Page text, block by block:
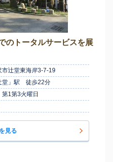
のトータルサービスを展
辻堂東海岸3‐7‐19
堂」駅 徒歩22分
1第3火曜日
見る